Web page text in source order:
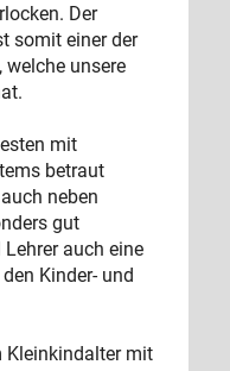
Der
somit einer der
welche unsere
mit
betraut
neben
gut
auch eine
Kinder- und
Kleinkindalter mit